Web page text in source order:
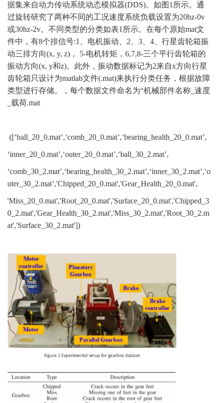
据集来自动力传动系统动态模拟器(DDS)。如图1所示。通
过旋转研究了两种不同的工况速度系统负载设置为20hz-0v
或30hz-2v。不同类型的分类如表1所示。在每个原始mat文
件中，有8个排信号:1、电机振动、2、3、4、行星齿轮箱振
动三排方向(x, y, z)， 5-电机转矩，6,7,8-三个平行齿轮箱的
振动方向(x, y和z)。此外，振动数据标记为2来自x方向行星
齿轮箱只设计为matlab文件(.mat)来执行分类任务，根据故障
类型进行存储。，每个数据文件命名为“机械部件名称_速度
_载荷.mat
([‘ball_20_0.mat’,‘comb_20_0.mat’,‘bearing_health_20_0.mat’,
‘inner_20_0.mat’,‘outer_20_0.mat’,‘ball_30_2.mat’,
‘comb_30_2.mat’,‘bearing_health_30_2.mat’,‘inner_30_2.mat’,‘o
uter_30_2.mat’,'Chipped_20_0.mat','Gear_Health_20_0.mat',
'Miss_20_0.mat','Root_20_0.mat','Surface_20_0.mat','Chipped_3
0_2.mat','Gear_Health_30_2.mat','Miss_30_2.mat','Root_30_2.m
at','Surface_30_2.mat'])